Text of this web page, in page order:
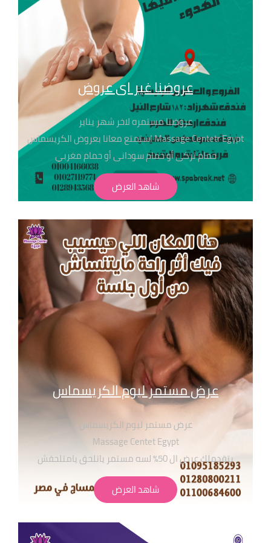
● تنظيف بشرة عميق 500
●
عروضنا غير اى عروض
عروضنا مستمره لاخر شهر يناير
Massage Centetr Egypt استمتع معانا بعروض الكريسماس
حمام تركى أو حمام سودانى أو حمام مغربي
اختار اللى يناسبك فقط ب 450ج احنا دآيما بنهتم بالتفاصيل
عشان راحتك تهمنا
شاهد العرض
عرض مستمر ليوم الكريسماس
عرض مستمر ليوم الكريسماس
Massage Centet Egypt
بتقدملك عرض ال 50٪ لسه مستمر ياتلحق يامتلحقش
متاح جميع انواع سكراب العود الملكي و لافندر و الورد
الطبيعي وغيرهم من منتجات ذا بودي شوب
شاهد العرض